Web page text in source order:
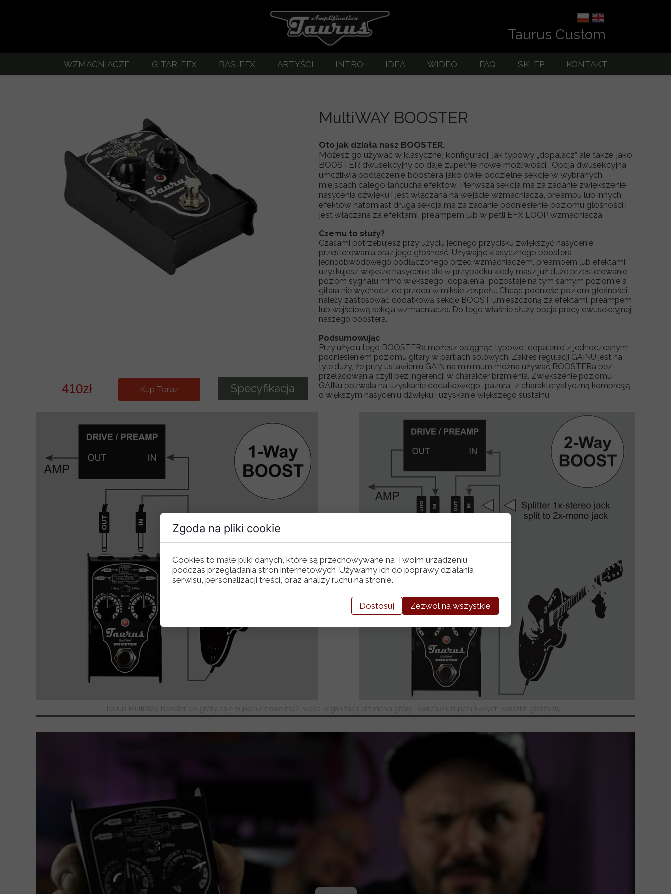
410zł Kup Teraz Specyfikacja
Oto jak działa nasz BOOSTER.
Możesz go używać w klasycznej konfiguracji jak typowy „dopalacz” ale także jako
BOOSTER dwusekcyjny co daje zupełnie nowe możliwości. Opcja dwusekcyjna
umożliwia podłączenie boostera jako dwie oddzielne sekcje w wybranych
miejscach całego łańcucha efektów. Pierwsza sekcja ma za zadanie zwiększenie
nasycenia dźwięku i jest włączana na wejście wzmacniacza, preampu lub innych
efektów natomiast druga sekcja ma za zadanie podniesienie poziomu głośności i
jest włączana za efektami, preampem lub w pętli EFX LOOP wzmacniacza.
Czemu to służy?
Czasami potrzebujesz przy użyciu jednego przycisku zwiększyć nasycenie
przesterowania oraz jego głośność. Używając klasycznego boostera
jednoobwodowego podłączonego przed wzmacniaczem, preampem lub efektami
uzyskujesz większe nasycenie ale w przypadku kiedy masz już duże przesterowanie
poziom sygnału mimo większego „dopalenia” pozostaje na tym samym poziomie a
gitara nie wychodzi do przodu w miksie zespołu. Chcąc podnieść poziom głośności
należy zastosować dodatkową sekcję BOOST umieszczoną za efektami, preampem
lub wejściową sekcja wzmacniacza. Do tego właśnie służy opcja pracy dwusekcyjnej
naszego boostera.
Podsumowując
Przy użyciu tego BOOSTERa możesz osiągnąć typowe „dopalenie”z jednoczesnym
podniesieniem poziomu gitary w partiach solowych. Zakres regulacji GAINU jest na
tyle duży, że przy ustawieniu GAIN na minimum można używać BOOSTERa bez
przeładowania czyli bez ingerencji w charakter brzmienia. Zwiększenie poziomu
GAINu pozwala na uzyskanie dodatkowego „pazura” z charakterystyczną kompresją
o większym nasyceniu dźwięku i uzyskanie większego sustainu.
Taurus MultiWay Booster do gitary daje zupełnie nowe możliwości organizacji brzmienia gitary i świetnie uzupełniających warsztat gitarzysty.
MultiWAY BOOSTER
WZMACNIACZE
Stomp-Head 8.Clean
Stomp-Head 9.MiniMax
Stomp-Head 10
Power Stage gitarowa końcówka mocy
FR210 Kolumna gitarowa FRFR
Vandall-500
Wzmacniacze 2015-25
GITAR-EFX
SERVO-3 Custom
MID-BOOST
BOOSTER
BEEFMASTER Overdrive/Drive do gitary
OVERRIVE/DRIVE/HIGH GAIN do gitary
BAS-EFX
TUX kompresor
Abigar - Bass Drive
TUX Compressor
T-Di preamp basowy
T-Di PLUS preamp basowy + kompresor
T-Di Custom lampowy preamp basowy
TM1 / TM2 elektronika do gitary basowej
TM-IINTEGRAL Push Pull - elektronika do basu
TM-IINTEGRAL Stacked - elektronika do basu
ARTYŚCI
INTRO
IDEA WIDEO FAQ
SKLEP
KONTAKT
Taurus Custom
Zgoda na pliki cookie
Cookies to małe pliki danych, które są przechowywane na Twoim urządzeniu
podczas przeglądania stron internetowych. Używamy ich do poprawy działania
serwisu, personalizacji treści, oraz analizy ruchu na stronie.
Dostosuj Zezwól na wszystkie